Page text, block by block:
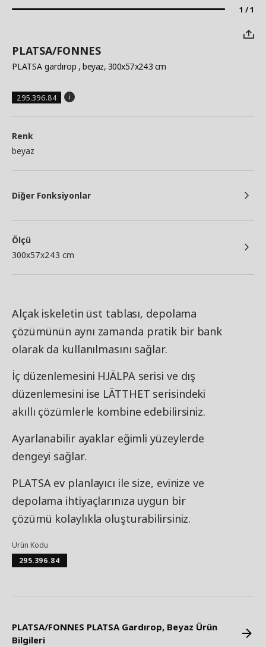
1 / 1
PLATSA/FONNES
PLATSA gardırop , beyaz, 300x57x243 cm
295.396.84
Renk
beyaz
Diğer Fonksiyonlar
Ölçü
300x57x243 cm
Alçak iskeletin üst tablası, depolama
çözümünün aynı zamanda pratik bir bank
olarak da kullanılmasını sağlar.
İç düzenlemesini HJÄLPA serisi ve dış
düzenlemesini ise LÄTTHET serisindeki
akıllı çözümlerle kombine edebilirsiniz.
Ayarlanabilir ayaklar eğimli yüzeylerde
dengeyi sağlar.
PLATSA ev planlayıcı ile size, evinize ve
depolama ihtiyaçlarınıza uygun bir
çözümü kolaylıkla oluşturabilirsiniz.
Ürün Kodu
295.396.84
PLATSA/FONNES PLATSA Gardırop, Beyaz Ürün
Bilgileri